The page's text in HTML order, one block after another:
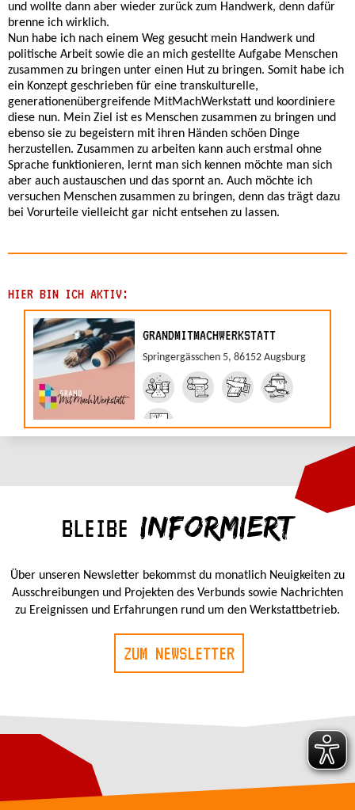
und wollte dann aber wieder zurück zum Handwerk, denn dafür
brenne ich wirklich.
Nun habe ich nach einem Weg gesucht mein Handwerk und
politische Arbeit sowie die an mich gestellte Aufgabe Menschen
zusammen zu bringen unter einen Hut zu bringen. Somit habe ich
ein Konzept geschrieben für eine transkulturelle,
generationenübergreifende MitMachWerkstatt und koordiniere
diese nun. Mein Ziel ist es Menschen zusammen zu bringen und
ebenso sie zu begeistern mit ihren Händen schöen Dinge
herzustellen. Zusammen zu arbeiten kann auch erstmal ohne
Sprache funktionieren, lernt man sich kennen möchte man sich
aber auch austauschen und das spornt an. Auch möchte ich
versuchen Menschen zusammen zu bringen, denn das trägt dazu
bei Vorurteile vielleicht gar nicht entsehen zu lassen.
HIER BIN ICH AKTIV:
GRANDMITMACHWERKSTATT
Springergässchen 5, 86152 Augsburg
BLEIBE INFORMIERT
Über unseren Newsletter bekommst du monatlich Neuigkeiten zu
Ausschreibungen und Projekten des Verbunds sowie Nachrichten
zu Ereignissen und Erfahrungen rund um den Werkstattbetrieb.
ZUM NEWSLETTER